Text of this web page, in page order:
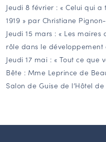
Jeudi 8 février : « Celui qui
1919 » par Christiane
Jeudi 15 mars : « Les
rôle dans le
Jeudi 17 mai : « Tout ce que
Bête : Mme Leprince de
Salon de Guise de l’Hôtel